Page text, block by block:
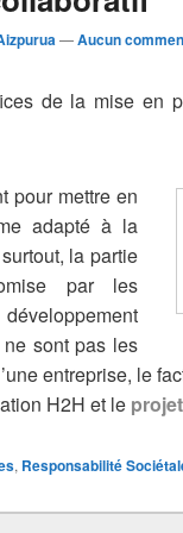
—Aucun
de la mise en
pour mettre en
adapté à la
la partie
par les
sont pas les
entreprise, le
H2H et le
, Responsabilité